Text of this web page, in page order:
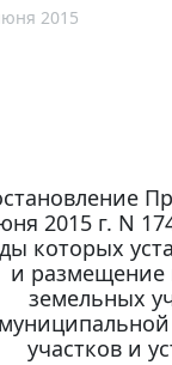
2015
2015 г. N
которых
и размещение
земельных
муниципальной
участков и